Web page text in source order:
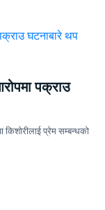
पक्राउ
किशोरीलाई प्रेम सम्बन्धको